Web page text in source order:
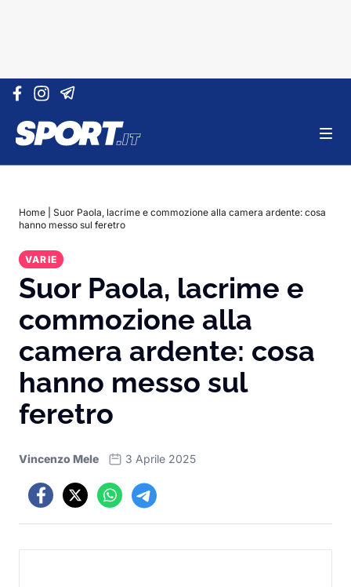
Vai al contenuto
Home
Suor Paola, lacrime e commozione alla camera ardente: cosa
hanno messo sul feretro
VARIE
Suor Paola, lacrime e
commozione alla
camera ardente: cosa
hanno messo sul
feretro
Vincenzo Mele 3 Aprile 2025